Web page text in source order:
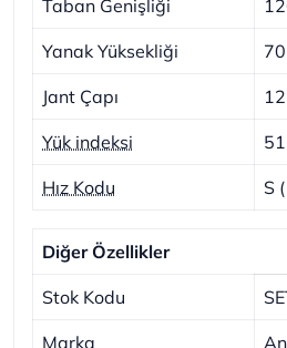
Taban Genişliği
Yanak Yüksekliği 70
Jant Çapı 12
Yük indeksi
Hız Kodu S
Diğer Özellikler
Stok Kodu
Marka